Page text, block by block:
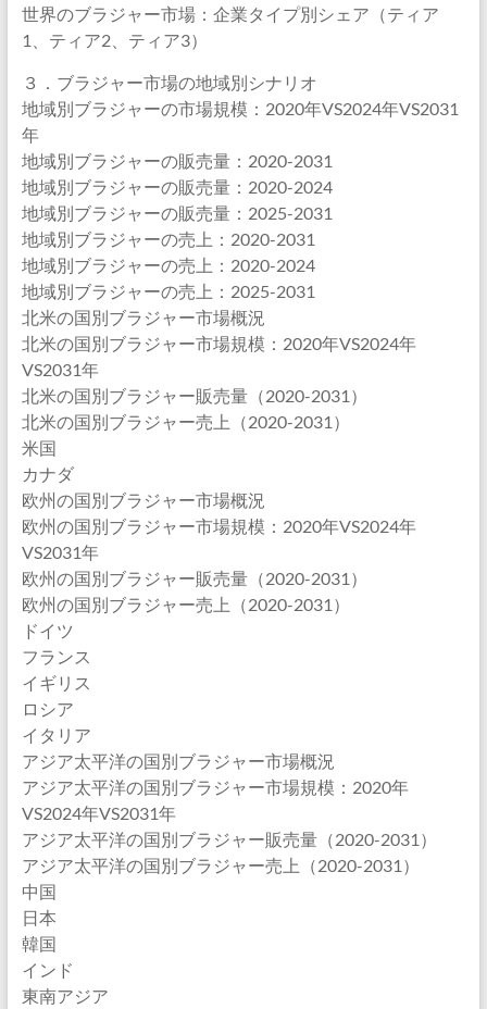
世界のブラジャー市場：企業タイプ別シェア（ティア
1、ティア2、ティア3）
３．ブラジャー市場の地域別シナリオ
地域別ブラジャーの市場規模：2020年VS2024年VS2031
年
地域別ブラジャーの販売量：2020-2031
地域別ブラジャーの販売量：2020-2024
地域別ブラジャーの販売量：2025-2031
地域別ブラジャーの売上：2020-2031
地域別ブラジャーの売上：2020-2024
地域別ブラジャーの売上：2025-2031
北米の国別ブラジャー市場概況
北米の国別ブラジャー市場規模：2020年VS2024年
VS2031年
北米の国別ブラジャー販売量（2020-2031）
北米の国別ブラジャー売上（2020-2031）
米国
カナダ
欧州の国別ブラジャー市場概況
欧州の国別ブラジャー市場規模：2020年VS2024年
VS2031年
欧州の国別ブラジャー販売量（2020-2031）
欧州の国別ブラジャー売上（2020-2031）
ドイツ
フランス
イギリス
ロシア
イタリア
アジア太平洋の国別ブラジャー市場概況
アジア太平洋の国別ブラジャー市場規模：2020年
VS2024年VS2031年
アジア太平洋の国別ブラジャー販売量（2020-2031）
アジア太平洋の国別ブラジャー売上（2020-2031）
中国
日本
韓国
インド
東南アジア